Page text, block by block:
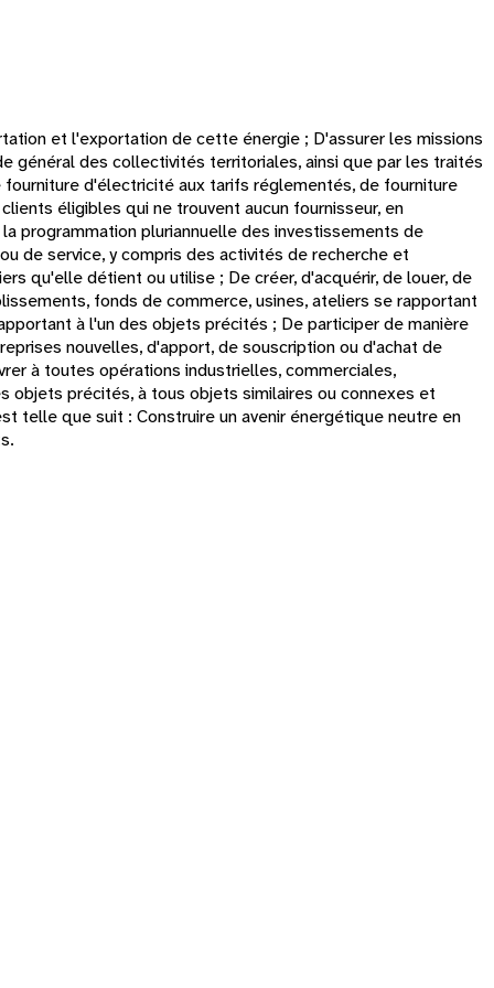
et l'exportation de cette énergie ; D'assurer les missions
général des collectivités territoriales, ainsi que par les traités
d'électricité aux tarifs réglementés, de fourniture
éligibles qui ne trouvent aucun fournisseur, en
programmation pluriannuelle des investissements de
de service, y compris des activités de recherche et
qu'elle détient ou utilise ; De créer, d'acquérir, de louer, de
fonds de commerce, usines, ateliers se rapportant
à l'un des objets précités ; De participer de manière
nouvelles, d'apport, de souscription ou d'achat de
à toutes opérations industrielles, commerciales,
objets précités, à tous objets similaires ou connexes et
telle que suit : Construire un avenir énergétique neutre en